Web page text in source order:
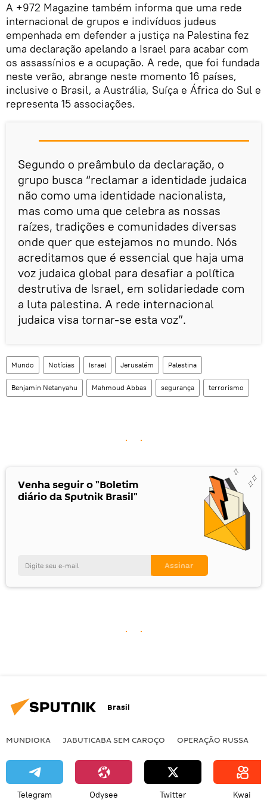
A +972 Magazine também informa que uma rede
internacional de grupos e indivíduos judeus
empenhada em defender a justiça na Palestina fez
uma declaração apelando a Israel para acabar com
os assassínios e a ocupação. A rede, que foi fundada
neste verão, abrange neste momento 16 países,
inclusive o Brasil, a Austrália, Suíça e África do Sul e
representa 15 associações.
Segundo o preâmbulo da declaração, o
grupo busca “reclamar a identidade judaica
não como uma identidade nacionalista,
mas como uma que celebra as nossas
raízes, tradições e comunidades diversas
onde quer que estejamos no mundo. Nós
acreditamos que é essencial que haja uma
voz judaica global para desafiar a política
destrutiva de Israel, em solidariedade com
a luta palestina. A rede internacional
judaica visa tornar-se esta voz”.
Mundo Notícias Israel Jerusalém Palestina
Benjamin Netanyahu Mahmoud Abbas segurança terrorismo
Venha seguir o "Boletim
diário da Sputnik Brasil"
Brasil
MUNDIOKA JABUTICABA SEM CAROÇO OPERAÇÃO RUSSA
Telegram Odysee Twitter Kwai